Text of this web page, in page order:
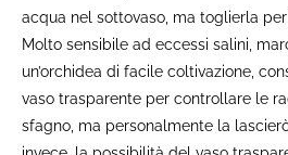
acqua nel sottovaso, ma toglierla
Molto sensibile ad eccessi salini,
un’orchidea di facile coltivazione,
vaso trasparente per controllare le
sfagno, ma personalmente la